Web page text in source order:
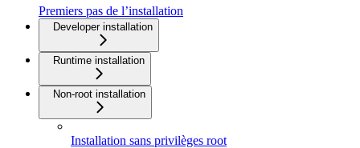
Premiers pas de l’installation
Developer installation
Runtime installation
Non-root installation
Installation sans privilèges root